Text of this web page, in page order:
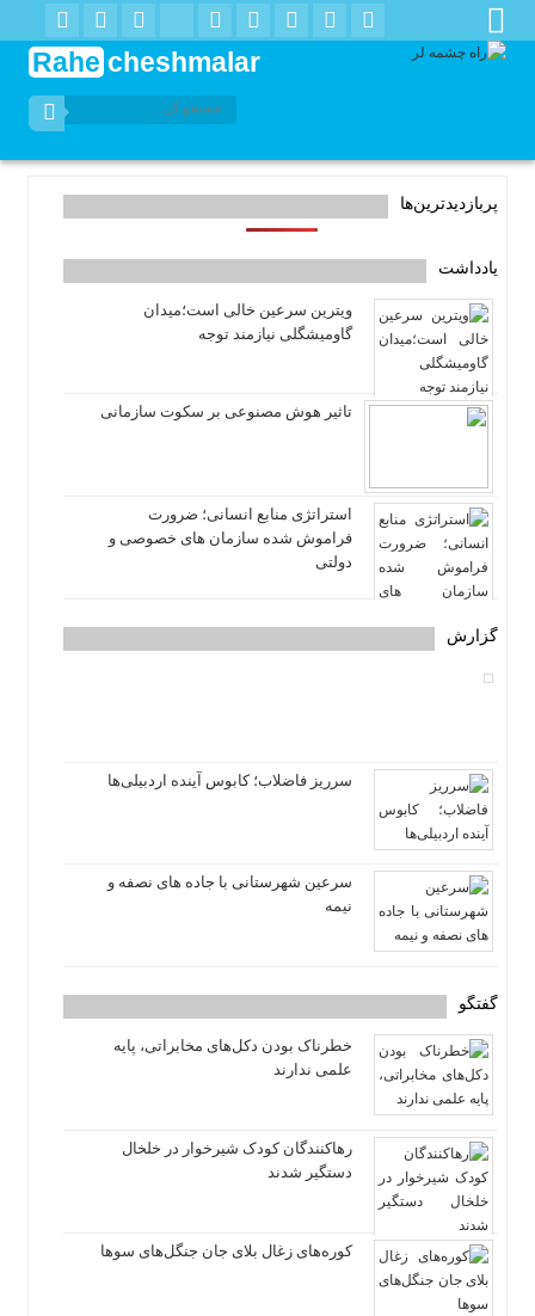
Rahe cheshmalar
پربازدیدترین‌ها
یادداشت
ویترین سرعین خالی است؛میدان
گاومیشگلی نیازمند توجه
تاثیر هوش مصنوعی بر سکوت سازمانی
استراتژی منابع انسانی؛ ضرورت
فراموش شده سازمان های خصوصی و
دولتی
گزارش
سرریز فاضلاب؛ کابوس آینده اردبیلی‌ها
سرعین شهرستانی با جاده های نصفه و
نیمه
گفتگو
خطرناک بودن دکل‌های مخابراتی، پایه
علمی ندارند
رهاکنندگان کودک شیرخوار در خلخال
دستگیر شدند
کوره‌های زغال بلای جان جنگل‌های سوها